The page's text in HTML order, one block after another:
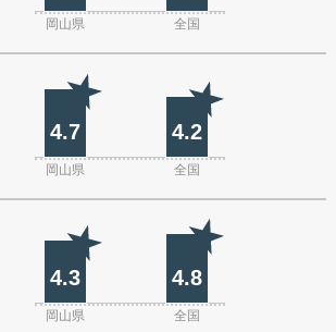
岡山県 全国
4.7 4.2
岡山県 全国
4.3 4.8
岡山県 全国